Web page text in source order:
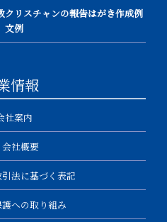
リスチャンの報告はがき作成例
文例
情報
社案内
会社概要
法に基づく表記
への取り組み